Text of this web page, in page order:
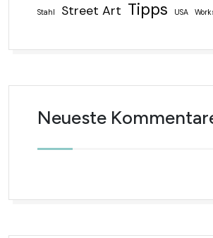
Stahl Street Art Tipps USA
Neueste